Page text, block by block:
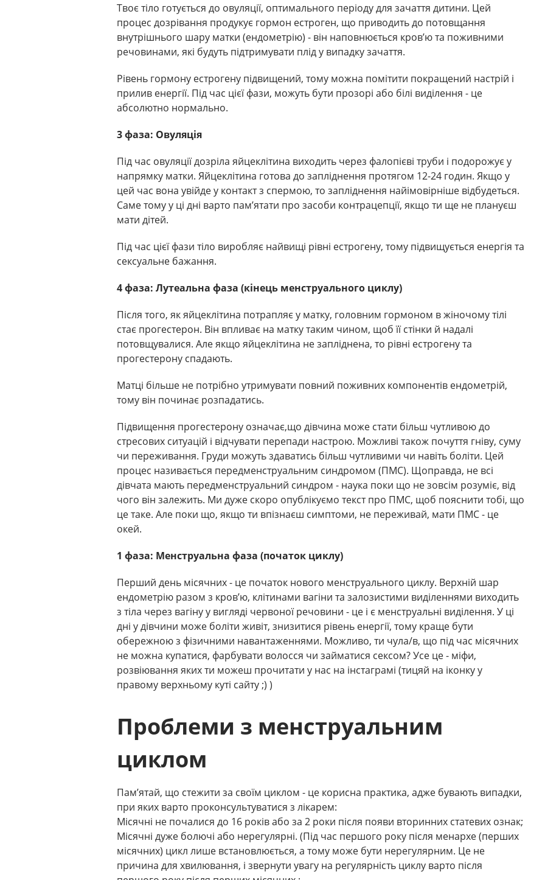
Твоє тіло готується до овуляції, оптимального періоду для зачаття дитини. Цей
процес дозрівання продукує гормон естроген, що приводить до потовщання
внутрішнього шару матки (ендометрію) - він наповнюється кров’ю та поживними
речовинами, які будуть підтримувати плід у випадку зачаття.
Рівень гормону естрогену підвищений, тому можна помітити покращений настрій і
прилив енергії. Під час цієї фази, можуть бути прозорі або білі виділення - це
абсолютно нормально.
3 фаза: Овуляція
Під час овуляції дозріла яйцеклітина виходить через фалопієві труби і подорожує у
напрямку матки. Яйцеклітина готова до запліднення протягом 12-24 годин. Якщо у
цей час вона увійде у контакт з спермою, то запліднення найімовірніше відбудеться.
Саме тому у ці дні варто пам’ятати про засоби контрацепції, якщо ти ще не плануєш
мати дітей.
Під час цієї фази тіло виробляє найвищі рівні естрогену, тому підвищується енергія та
сексуальне бажання.
4 фаза: Лутеальна фаза (кінець менструального циклу)
Після того, як яйцеклітина потрапляє у матку, головним гормоном в жіночому тілі
стає прогестерон. Він впливає на матку таким чином, щоб її стінки й надалі
потовщувалися. Але якщо яйцеклітина не запліднена, то рівні естрогену та
прогестерону спадають.
Матці більше не потрібно утримувати повний поживних компонентів ендометрій,
тому він починає розпадатись.
Підвищення прогестерону означає,що дівчина може стати більш чутливою до
стресових ситуацій і відчувати перепади настрою. Можливі також почуття гніву, суму
чи переживання. Груди можуть здаватись більш чутливими чи навіть боліти. Цей
процес називається передменструальним синдромом (ПМС). Щоправда, не всі
дівчата мають передменструальний синдром - наука поки що не зовсім розуміє, від
чого він залежить. Ми дуже скоро опублікуємо текст про ПМС, щоб пояснити тобі, що
це таке. Але поки що, якщо ти впізнаєш симптоми, не переживай, мати ПМС - це
окей.
1 фаза: Менструальна фаза (початок циклу)
Перший день місячних - це початок нового менструального циклу. Верхній шар
ендометрію разом з кров’ю, клітинами вагіни та залозистими виділеннями виходить
з тіла через вагіну у вигляді червоної речовини - це і є менструальні виділення. У ці
дні у дівчини може боліти живіт, знизитися рівень енергії, тому краще бути
обережною з фізичними навантаженнями. Можливо, ти чула/в, що під час місячних
не можна купатися, фарбувати волосся чи займатися сексом? Усе це - міфи,
розвіювання яких ти можеш прочитати у нас на інстаграмі (тицяй на іконку у
правому верхньому куті сайту ;) )
Проблеми з менструальним
циклом
Пам’ятай, що стежити за своїм циклом - це корисна практика, адже бувають випадки,
при яких варто проконсультуватися з лікарем:
Місячні не почалися до 16 років або за 2 роки після появи вторинних статевих ознак;
Місячні дуже болючі або нерегулярні. (Під час першого року після менархе (перших
місячних) цикл лише встановлюється, а тому може бути нерегулярним. Це не
причина для хвилювання, і звернути увагу на регулярність циклу варто після